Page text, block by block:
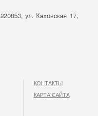
220053, ул. Каховская 17,
КОНТАКТЫ
КАРТА САЙТА